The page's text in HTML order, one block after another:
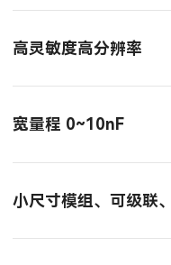
高灵敏度高分辨率
宽量程 0~10nF
小尺寸模组、可级联